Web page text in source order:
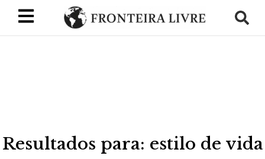
Resultados para: estilo de vida